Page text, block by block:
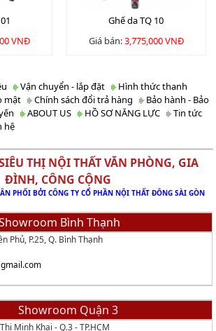
VNĐ
Ghế da TQ 10
Giá bán:3,775,000 VNĐ
Vận chuyển - lắp đặt
Hình thức thanh
mật Chính sách đổi trả hàng
Bảo hành - Bảo
ABOUT US HỒ SƠ NĂNG LỰC
Tin tức
hệ
THẤT VĂN PHÒNG, GIA
ĐÌNH, CÔNG CỘNG
TY CỔ PHẦN NỘI THẤT ĐÔNG SÀI GÒN
Bình Thạnh
Phủ, P.25, Q. Bình Thạnh
Showroom Quận 3
Minh Khai - Q.3 - TP.HCM